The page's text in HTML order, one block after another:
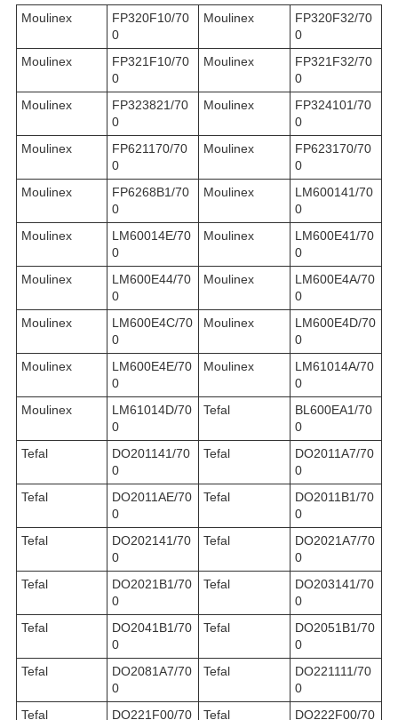
Moulinex
FP320F10/70
0
Moulinex
FP320F32/70
0
Moulinex
FP321F10/70
0
Moulinex
FP321F32/70
0
Moulinex
FP323821/70
0
Moulinex
FP324101/70
0
Moulinex
FP621170/70
0
Moulinex
FP623170/70
0
Moulinex
FP6268B1/70
0
Moulinex
LM600141/70
0
Moulinex
LM60014E/70
0
Moulinex
LM600E41/70
0
Moulinex
LM600E44/70
0
Moulinex
LM600E4A/70
0
Moulinex
LM600E4C/70
0
Moulinex
LM600E4D/70
0
Moulinex
LM600E4E/70
0
Moulinex
LM61014A/70
0
Moulinex
LM61014D/70
0
Tefal
BL600EA1/70
0
Tefal
DO201141/70
0
Tefal
DO2011A7/70
0
Tefal
DO2011AE/70
0
Tefal
DO2011B1/70
0
Tefal
DO202141/70
0
Tefal
DO2021A7/70
0
Tefal
DO2021B1/70
0
Tefal
DO203141/70
0
Tefal
DO2041B1/70
0
Tefal
DO2051B1/70
0
Tefal
DO2081A7/70
0
Tefal
DO221111/70
0
Tefal
DO221F00/70 Tefal DO222F00/70